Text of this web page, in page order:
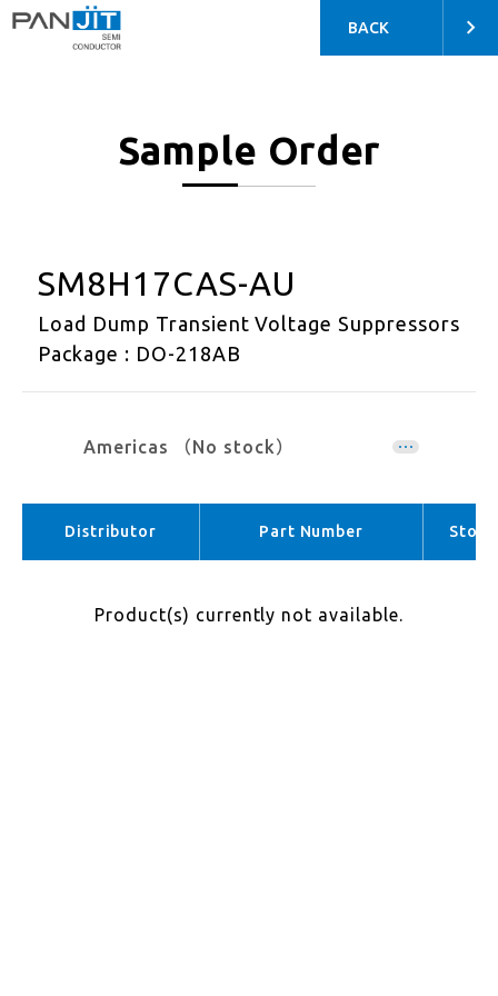
BACK
Sample Order
SM8H17CAS-AU
Load Dump Transient Voltage Suppressors
Package : DO-218AB
Americas （No stock）
APAC （No stock）
Distributor Part Number Stock
Product(s) currently not available.